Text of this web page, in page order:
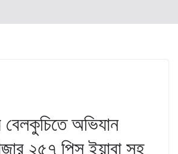
বেলকুচিতে অভিযান
২৫৭ পিস ইয়াবা সহ